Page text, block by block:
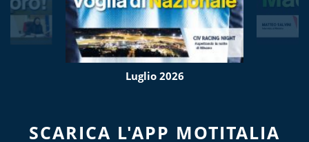
Luglio 2026
SCARICA L'APP MOTITALIA